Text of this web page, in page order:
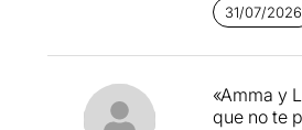
31/07/2026
«Amma y
que no te